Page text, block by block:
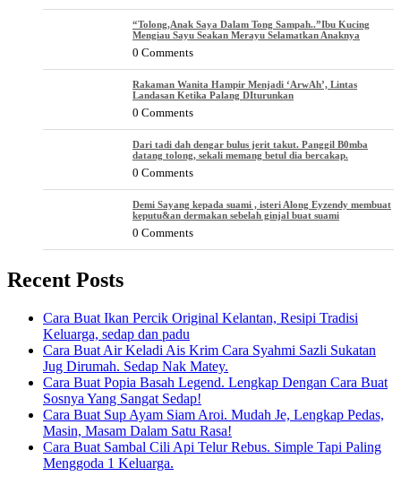
“Tolong,Anak Saya Dalam Tong Sampah..”Ibu Kucing
Mengiau Sayu Seakan Merayu Selamatkan Anaknya
0 Comments
Rakaman Wanita Hampir Menjadi ‘ArwAh’, Lintas
Landasan Ketika Palang DIturunkan
0 Comments
Dari tadi dah dengar bulus jerit takut. Panggil B0mba
datang tolong, sekali memang betul dia bercakap.
0 Comments
Demi Sayang kepada suami , isteri Along Eyzendy membuat
keputu&an dermakan sebelah ginjal buat suami
0 Comments
Recent Posts
Cara Buat Ikan Percik Original Kelantan, Resipi Tradisi
Keluarga, sedap dan padu
Cara Buat Air Keladi Ais Krim Cara Syahmi Sazli Sukatan
Jug Dirumah. Sedap Nak Matey.
Cara Buat Popia Basah Legend. Lengkap Dengan Cara Buat
Sosnya Yang Sangat Sedap!
Cara Buat Sup Ayam Siam Aroi. Mudah Je, Lengkap Pedas,
Masin, Masam Dalam Satu Rasa!
Cara Buat Sambal Cili Api Telur Rebus. Simple Tapi Paling
Menggoda 1 Keluarga.